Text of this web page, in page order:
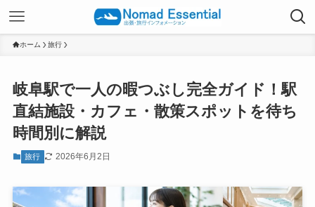
ホーム 旅行
岐阜駅で一人の暇つぶし完全ガイド！駅
直結施設・カフェ・散策スポットを待ち
時間別に解説
旅行 2026年6月2日